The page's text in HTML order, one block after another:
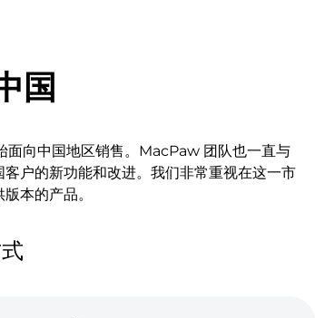
国
面向中国地区销售。MacPaw 团队也一直与
户的新功能和改进。我们非常重视在这一市
本的产品。